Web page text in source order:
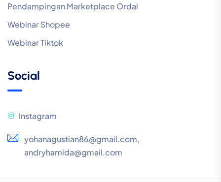
Pendampingan Marketplace Ordal
Webinar Shopee
Webinar Tiktok
Social
Instagram
yohanagustian86@gmail.com,
andryhamida@gmail.com